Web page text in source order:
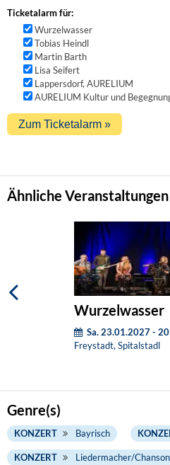
Ticketalarm für:
Wurzelwasser
Tobias Heindl
Martin Barth
Lisa Seifert
Lappersdorf, AURELIUM
AURELIUM Kultur und
Ähnliche Veranstaltungen
Wurzelwasser
Sa. 23.01.2027 -
Freystadt, Spitalstadl
Genre(s)
KONZERT Bayrisch
KONZERT Liedermacher/Chanson